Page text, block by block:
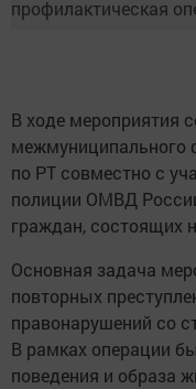
В ходе мероприятия
по РТ совместно с
полиции ОМВД
граждан, состоящих
Основная задача
повторных
правонарушений со
В рамках операции
поведения и образа